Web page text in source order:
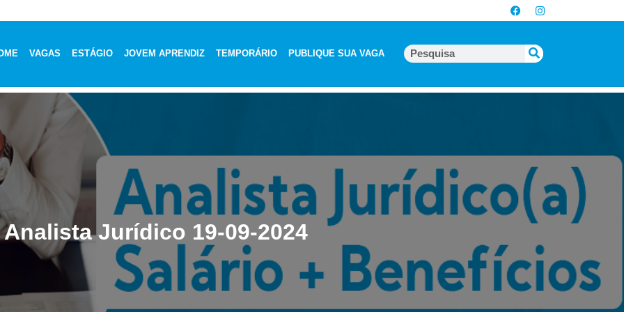
VAGAS ESTÁGIO JOVEM APRENDIZ TEMPORÁRIO PUBLIQUE SUA VAGA
Analista Jurídico 19-09-2024